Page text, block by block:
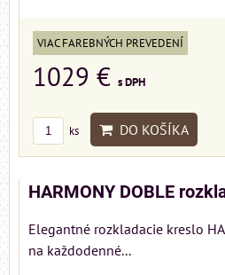
VIAC FAREBNÝCH PREVEDENÍ
1029 € s DPH
ks DO KOŠÍKA
HARMONY DOBLE
Elegantné rozkladacie kreslo
na každodenné...